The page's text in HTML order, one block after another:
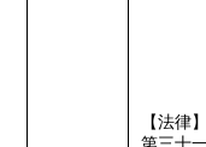
【法律